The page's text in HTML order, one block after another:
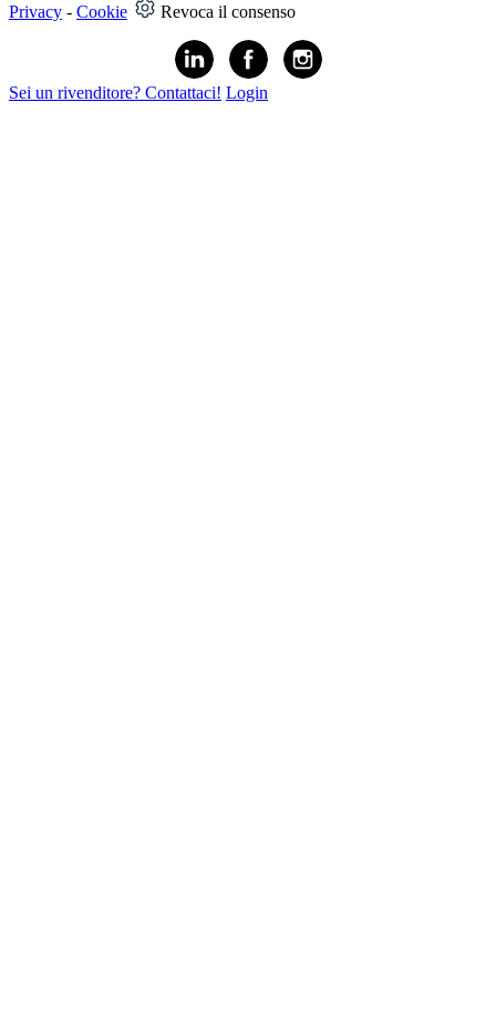
Privacy - Cookie Revoca il consenso
Sei un rivenditore? Contattaci! Login